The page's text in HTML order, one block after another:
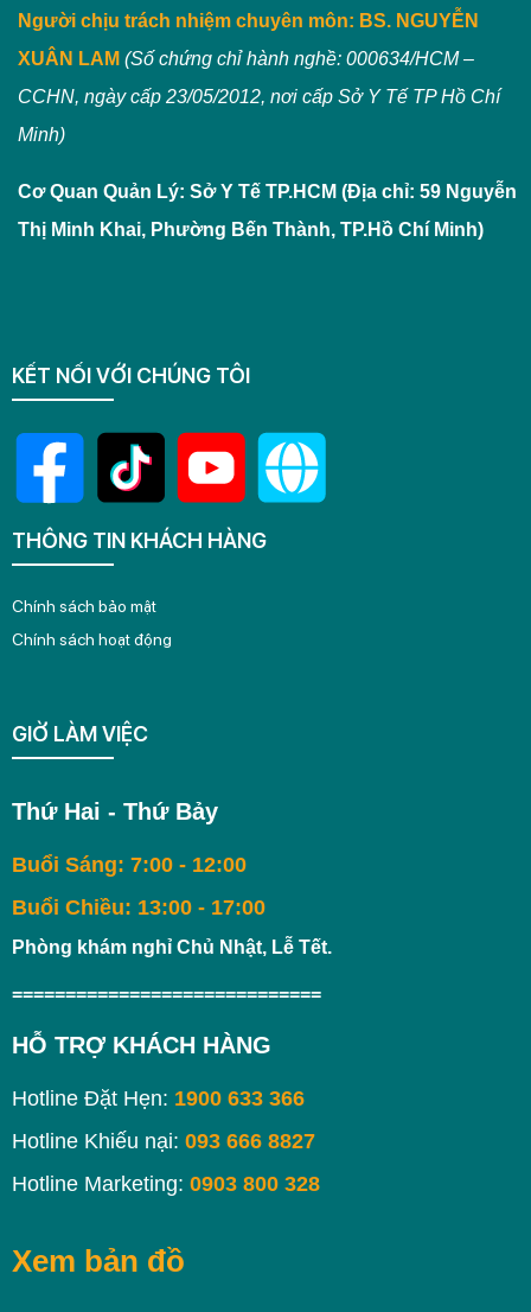
Người chịu trách nhiệm chuyên môn: BS. NGUYỄN
XUÂN LAM (Số chứng chỉ hành nghề: 000634/HCM –
CCHN, ngày cấp 23/05/2012, nơi cấp Sở Y Tế TP Hồ Chí
Minh)
Cơ Quan Quản Lý: Sở Y Tế TP.HCM (Địa chỉ: 59 Nguyễn
Thị Minh Khai, Phường Bến Thành, TP.Hồ Chí Minh)
KẾT NỐI VỚI CHÚNG TÔI
THÔNG TIN KHÁCH HÀNG
Chính sách bảo mật
Chính sách hoạt động
GIỜ LÀM VIỆC
Thứ Hai - Thứ Bảy
Buổi Sáng: 7:00 - 12:00
Buổi Chiều: 13:00 - 17:00
Phòng khám nghỉ Chủ Nhật, Lễ Tết.
=============================
HỖ TRỢ KHÁCH HÀNG
Hotline Đặt Hẹn: 1900 633 366
Hotline Khiếu nại: 093 666 8827
Hotline Marketing: 0903 800 328
Xem bản đồ